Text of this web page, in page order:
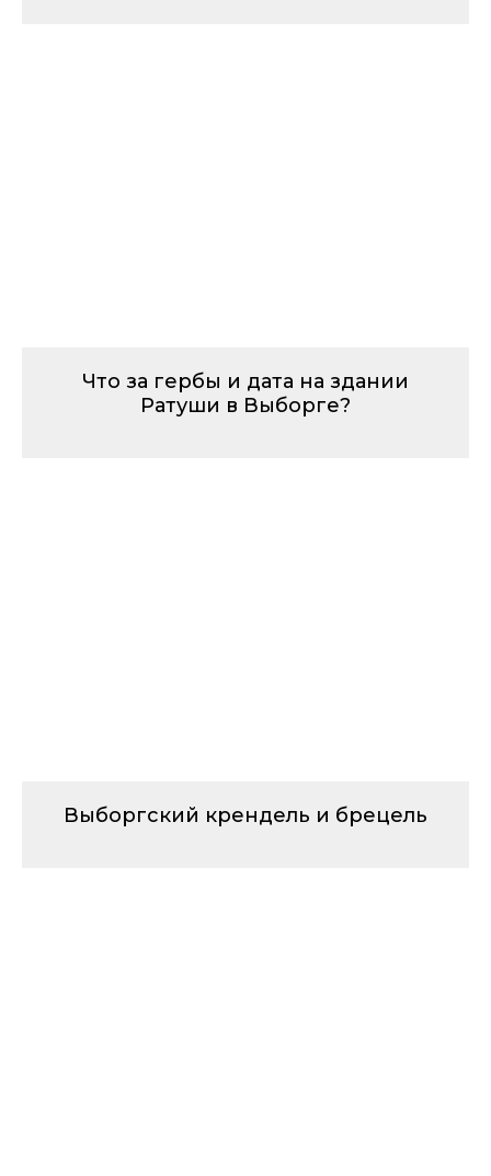
Что за гербы и дата на здании
Ратуши в Выборге?
Выборгский крендель и брецель